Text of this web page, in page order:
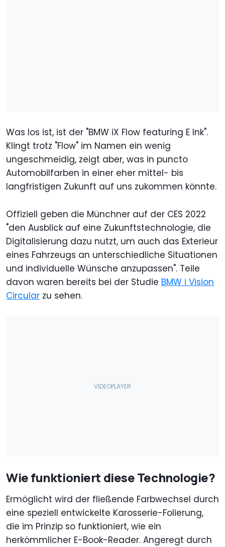
Was los ist, ist der "BMW iX Flow featuring E Ink".
Klingt trotz "Flow" im Namen ein wenig
ungeschmeidig, zeigt aber, was in puncto
Automobilfarben in einer eher mittel- bis
langfristigen Zukunft auf uns zukommen könnte.
Offiziell geben die Münchner auf der CES 2022
"den Ausblick auf eine Zukunftstechnologie, die
Digitalisierung dazu nutzt, um auch das Exterieur
eines Fahrzeugs an unterschiedliche Situationen
und individuelle Wünsche anzupassen". Teile
davon waren bereits bei der Studie BMW i Vision
Circular zu sehen.
Wie funktioniert diese Technologie?
Ermöglicht wird der fließende Farbwechsel durch
eine speziell entwickelte Karosserie-Folierung,
die im Prinzip so funktioniert, wie ein
herkömmlicher E-Book-Reader. Angeregt durch